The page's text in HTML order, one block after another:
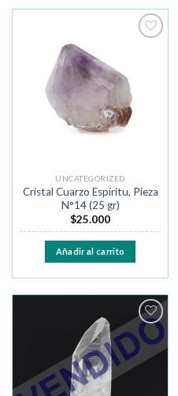
deseos
UNCATEGORIZED
Cristal Cuarzo Espíritu, Pieza
N°14 (25 gr)
$25.000
Añadir al carrito
Añadir
a la
lista de
deseos